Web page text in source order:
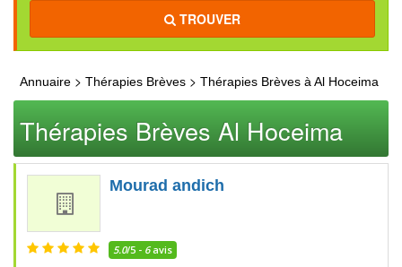
TROUVER
Annuaire > Thérapies Brèves > Thérapies Brèves à Al Hoceima
Thérapies Brèves Al Hoceima
Mourad andich
5.0/5 - 6avis